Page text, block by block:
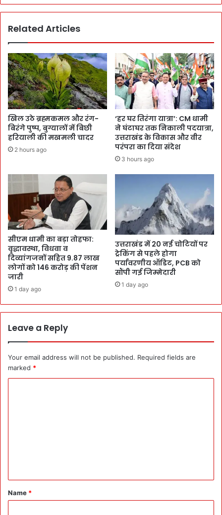
Related Articles
खिल उठे ब्रह्मकमल और रंग-
बिरंगे पुष्प, बुग्यालों में बिछी
हरियाली की मखमली चादर
2 hours ago
‘हर घर तिरंगा यात्रा’: CM धामी
ने घंटाघर तक निकाली पदयात्रा,
उत्तराखंड के विकास और वीर
परंपरा का दिया संदेश
3 hours ago
सीएम धामी का बड़ा तोहफा:
वृद्धावस्था, विधवा व
दिव्यांगजनों सहित 9.87 लाख
लोगों को 146 करोड़ की पेंशन
जारी
1 day ago
उत्तराखंड में 20 नई चोटियों पर
ट्रेकिंग से पहले होगा
पर्यावरणीय ऑडिट, PCB को
सौंपी गई जिम्मेदारी
1 day ago
Leave a Reply
Your email address will not be published. Required fields are
marked *
*
Name *